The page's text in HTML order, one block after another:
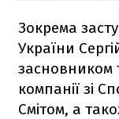
Зокрема
України
засновником
компанії зі
Смітом, а